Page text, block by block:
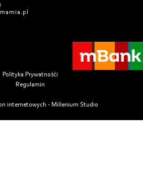
Polityka Prywatnośći
Regulamin
internetowych - Millenium Studio